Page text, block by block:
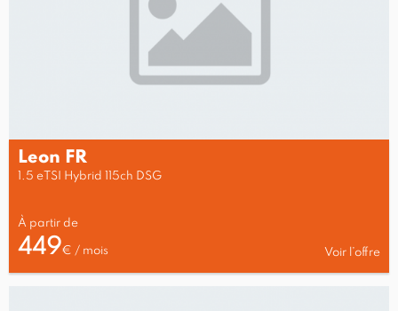
Leon FR
1.5 eTSI Hybrid 115ch DSG
À partir de
449€ / mois Voir l’offre